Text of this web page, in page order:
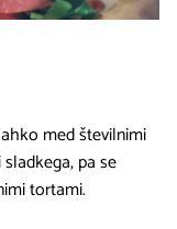
med številnimi
pa se
tortami.